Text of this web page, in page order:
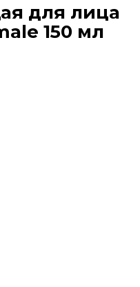
для лица
150 мл